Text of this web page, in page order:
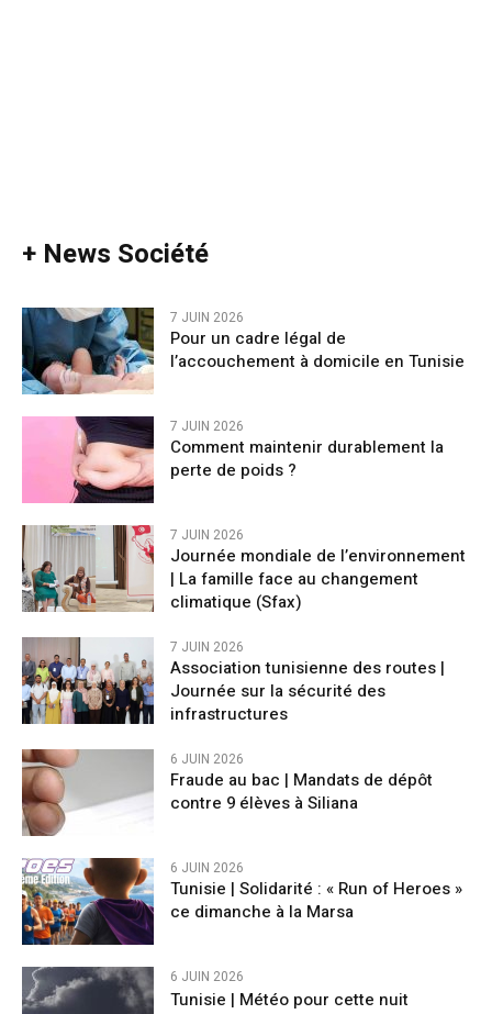
+ News Société
7 JUIN 2026
Pour un cadre légal de
l’accouchement à domicile en Tunisie
7 JUIN 2026
Comment maintenir durablement la
perte de poids ?
7 JUIN 2026
Journée mondiale de l’environnement
| La famille face au changement
climatique (Sfax)
7 JUIN 2026
Association tunisienne des routes |
Journée sur la sécurité des
infrastructures
6 JUIN 2026
Fraude au bac | Mandats de dépôt
contre 9 élèves à Siliana
6 JUIN 2026
Tunisie | Solidarité : « Run of Heroes »
ce dimanche à la Marsa
6 JUIN 2026
Tunisie | Météo pour cette nuit